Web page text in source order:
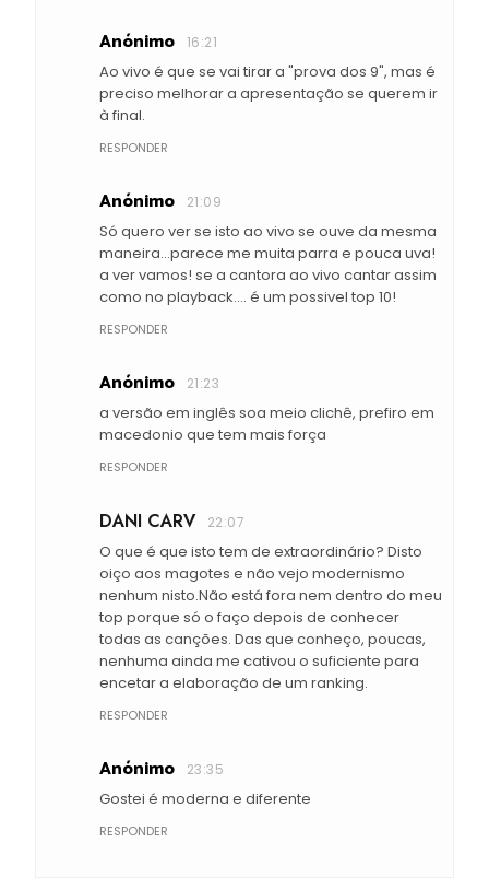
Anónimo 16:21
Ao vivo é que se vai tirar a "prova dos 9", mas é
preciso melhorar a apresentação se querem ir
à final.
RESPONDER
Anónimo 21:09
Só quero ver se isto ao vivo se ouve da mesma
maneira...parece me muita parra e pouca uva!
a ver vamos! se a cantora ao vivo cantar assim
como no playback.... é um possivel top 10!
RESPONDER
Anónimo 21:23
a versão em inglês soa meio clichê, prefiro em
macedonio que tem mais força
RESPONDER
DANI CARV 22:07
O que é que isto tem de extraordinário? Disto
oiço aos magotes e não vejo modernismo
nenhum nisto.Não está fora nem dentro do meu
top porque só o faço depois de conhecer
todas as canções. Das que conheço, poucas,
nenhuma ainda me cativou o suficiente para
encetar a elaboração de um ranking.
RESPONDER
Anónimo 23:35
Gostei é moderna e diferente
RESPONDER